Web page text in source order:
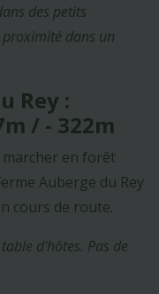
des petits
proximité dans un
Rey :
/ - 322m
en forêt
Auberge du Rey
cours de route.
d'hôtes. Pas de